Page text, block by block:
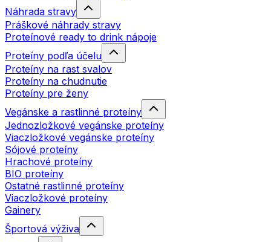
Náhrada stravy
Práškové náhrady stravy
Proteínové ready to drink nápoje
Proteíny podľa účelu
Proteíny na rast svalov
Proteíny na chudnutie
Proteíny pre ženy
Vegánske a rastlinné proteíny
Jednozložkové vegánske proteíny
Viaczložkové vegánske proteíny
Sójové proteíny
Hrachové proteíny
BIO proteíny
Ostatné rastlinné proteíny
Viaczložkové proteíny
Gainery
Športová výživa